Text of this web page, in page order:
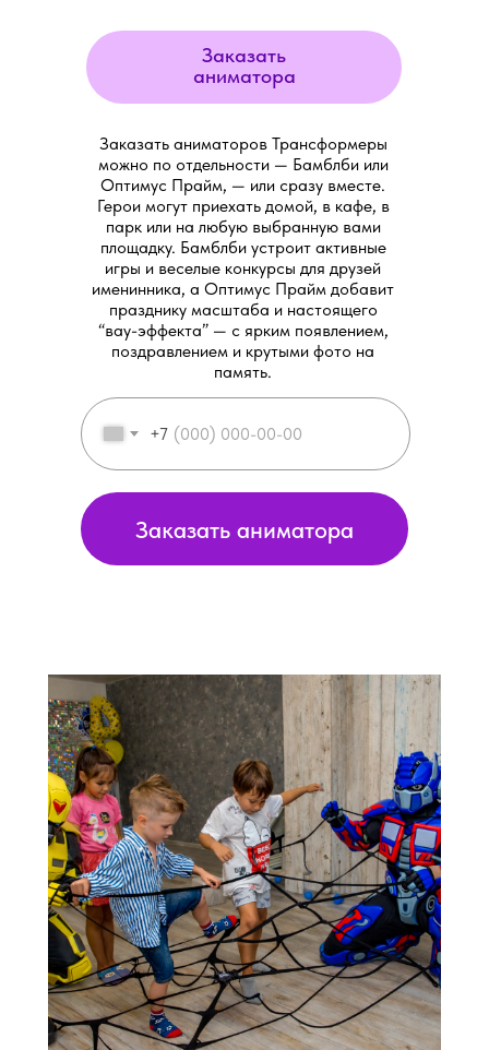
Заказать аниматоров Трансформеры
можно по отдельности — Бамблби или
Оптимус Прайм, — или сразу вместе.
Герои могут приехать домой, в кафе, в
парк или на любую выбранную вами
площадку. Бамблби устроит активные
игры и веселые конкурсы для друзей
именинника, а Оптимус Прайм добавит
празднику масштаба и настоящего
“вау-эффекта” — с ярким появлением,
поздравлением и крутыми фото на
память.
+7
Заказать аниматора
Заказать
аниматора